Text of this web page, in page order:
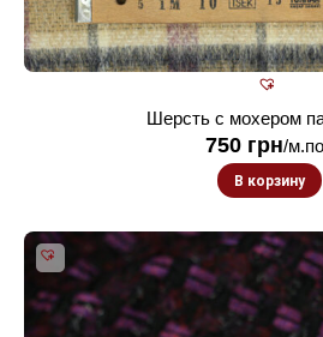
Шерсть с мохером
750 грн/
В корзину